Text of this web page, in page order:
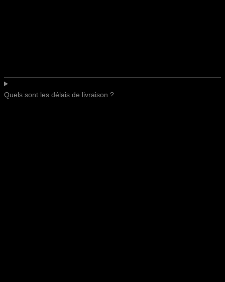
Quels sont les délais de livraison ?